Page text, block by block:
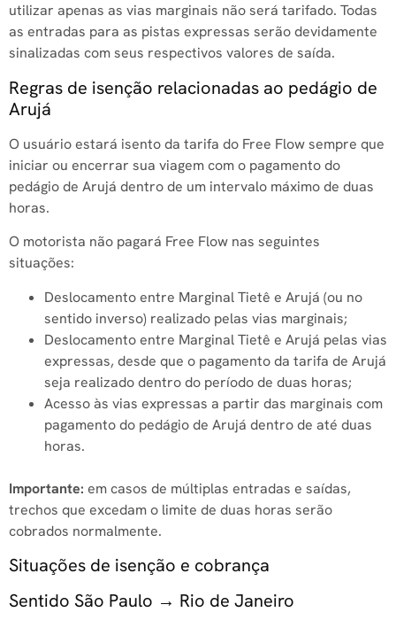
utilizar apenas as vias marginais não será tarifado. Todas
as entradas para as pistas expressas serão devidamente
sinalizadas com seus respectivos valores de saída.
Regras de isenção relacionadas ao pedágio de
Arujá
O usuário estará isento da tarifa do Free Flow sempre que
iniciar ou encerrar sua viagem com o pagamento do
pedágio de Arujá dentro de um intervalo máximo de duas
horas.
O motorista não pagará Free Flow nas seguintes
situações:
Deslocamento entre Marginal Tietê e Arujá (ou no
sentido inverso) realizado pelas vias marginais;
Deslocamento entre Marginal Tietê e Arujá pelas vias
expressas, desde que o pagamento da tarifa de Arujá
seja realizado dentro do período de duas horas;
Acesso às vias expressas a partir das marginais com
pagamento do pedágio de Arujá dentro de até duas
horas.
Importante: em casos de múltiplas entradas e saídas,
trechos que excedam o limite de duas horas serão
cobrados normalmente.
Situações de isenção e cobrança
Sentido São Paulo → Rio de Janeiro